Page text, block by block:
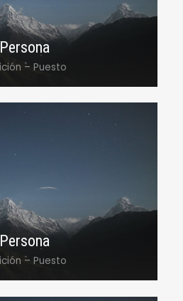
aliqua.
Persona
– Puesto
sit amet, consectetur
et dolore magna
aliqua.
Persona
– Puesto